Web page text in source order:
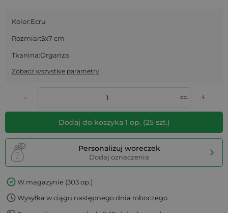
Kolor:Ecru
Rozmiar:5x7 cm
Tkanina:Organza
Zobacz wszystkie parametry
– op. +
Dodaj do koszyka 1 op. (25szt.)
Personalizuj woreczek
Dodaj oznaczenia
W magazynie (303 op.)
Wysyłka w ciągu następnego dnia roboczego